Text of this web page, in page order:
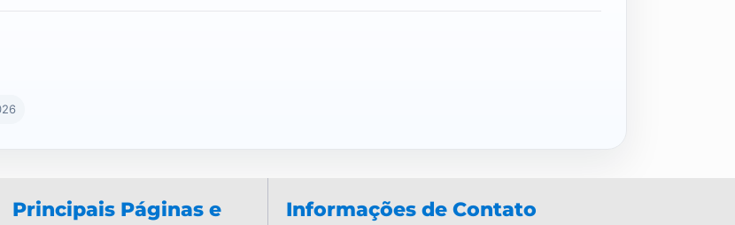
Principais Páginas e
Informações de Contato